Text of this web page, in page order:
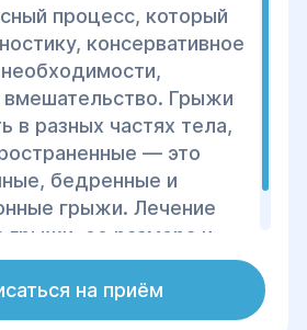
процесс, который
консервативное
вмешательство. Грыжи
в разных частях тела,
— это
бедренные и
грыжи. Лечение
грыжи, ее размера и
на приём